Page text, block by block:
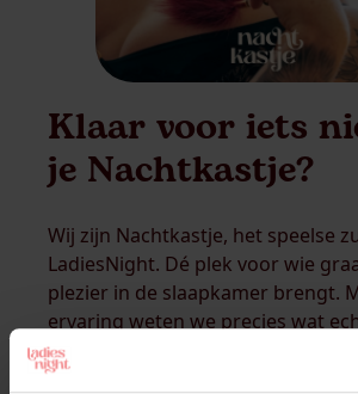
Klaar voor iets
je Nachtkastje?
Wij zijn Nachtkastje, het speelse
LadiesNight. Dé plek voor wie
plezier in de slaapkamer brengt.
ervaring weten we precies wat
Of je nu solo of samen iets
helpen je graag op weg met